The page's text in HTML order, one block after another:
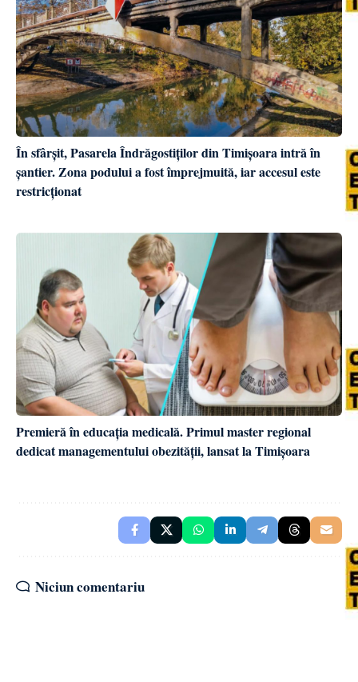
În sfârșit, Pasarela Îndrăgostiților din Timișoara intră în
șantier. Zona podului a fost împrejmuită, iar accesul este
restricționat
Premieră în educația medicală. Primul master regional
dedicat managementului obezității, lansat la Timișoara
Niciun comentariu